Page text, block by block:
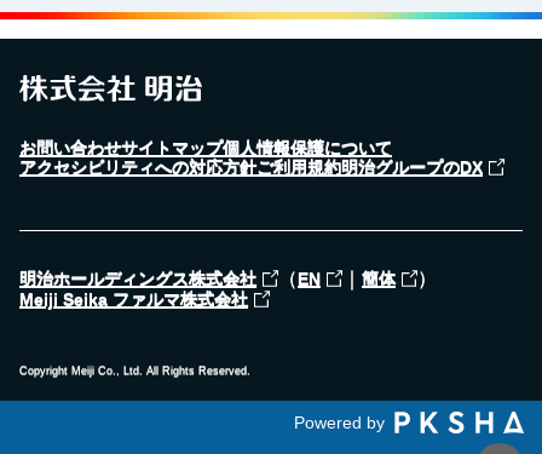
お問い合わせサイトマップ個人情報保護について
アクセシビリティへの対応方針ご利用規約明治グループのDX
明治ホールディングス株式会社 （EN ｜ 簡体 ）
Meiji Seika ファルマ株式会社
Copyright Meiji Co., Ltd. All Rights Reserved.
Powered by